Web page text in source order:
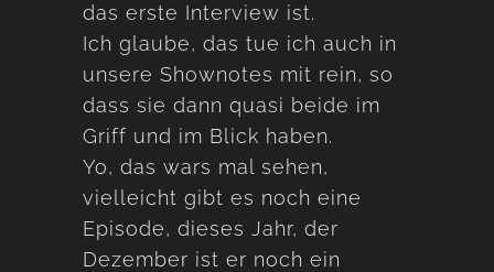
das erste Interview ist.
Ich glaube, das tue ich auch in
unsere Shownotes mit rein, so
dass sie dann quasi beide im
Griff und im Blick haben.
Yo, das wars mal sehen,
vielleicht gibt es noch eine
Episode, dieses Jahr, der
Dezember ist er noch ein